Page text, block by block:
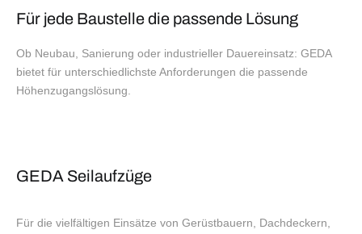
Für jede Baustelle die passende Lösung
Ob Neubau, Sanierung oder industrieller Dauereinsatz: GEDA
bietet für unterschiedlichste Anforderungen die passende
Höhenzugangslösung.
GEDA Seilaufzüge
Für die vielfältigen Einsätze von Gerüstbauern, Dachdeckern,